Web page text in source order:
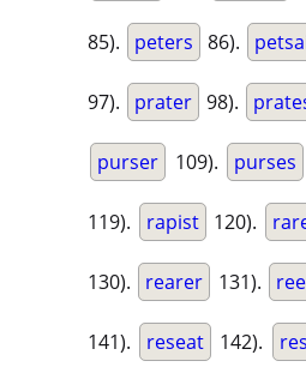
85). peters 86).
97). prater 98).
purser 109). purses
119). rapist 120).
130). rearer 131).
141). reseat 142).